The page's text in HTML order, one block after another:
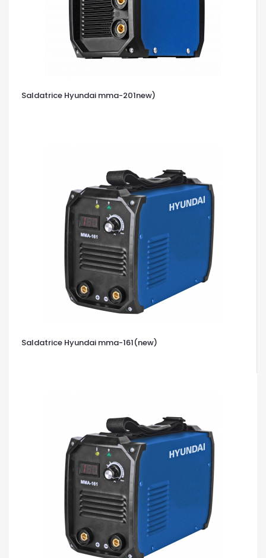
Saldatrice Hyundai mma-201new)
Saldatrice Hyundai mma-161(new)